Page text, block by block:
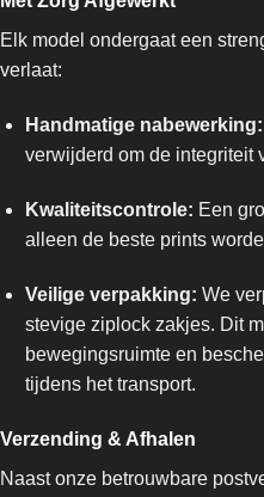
Elk model ondergaat een
verlaat:
Handmatige nabewerking:
verwijderd om de integriteit
Kwaliteitscontrole: Een
alleen de beste prints
Veilige verpakking: We
stevige ziplock zakjes. Dit
bewegingsruimte en
tijdens het transport.
Verzending & Afhalen
Naast onze betrouwbare